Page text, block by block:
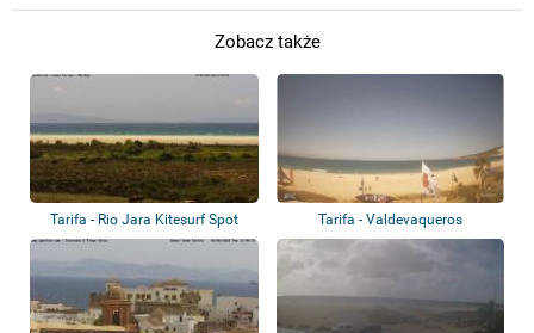
Zobacz także
Tarifa - Rio Jara Kitesurf Spot Tarifa - Valdevaqueros